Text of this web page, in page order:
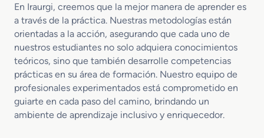
En Iraurgi, creemos que la mejor manera de aprender es
a través de la práctica. Nuestras metodologías están
orientadas a la acción, asegurando que cada uno de
nuestros estudiantes no solo adquiera conocimientos
teóricos, sino que también desarrolle competencias
prácticas en su área de formación. Nuestro equipo de
profesionales experimentados está comprometido en
guiarte en cada paso del camino, brindando un
ambiente de aprendizaje inclusivo y enriquecedor.